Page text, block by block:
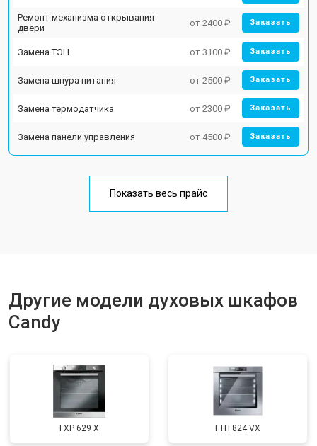
Ремонт механизма открывания
двери
от 2400 ₽ Заказать
Замена ТЭН от 3100 ₽ Заказать
Замена шнура питания от 2500 ₽ Заказать
Замена термодатчика от 2300 ₽ Заказать
Замена панели управления от 4500 ₽ Заказать
Показать весь прайс
Другие модели духовых шкафов
Candy
FXP 629 X FTH 824 VX